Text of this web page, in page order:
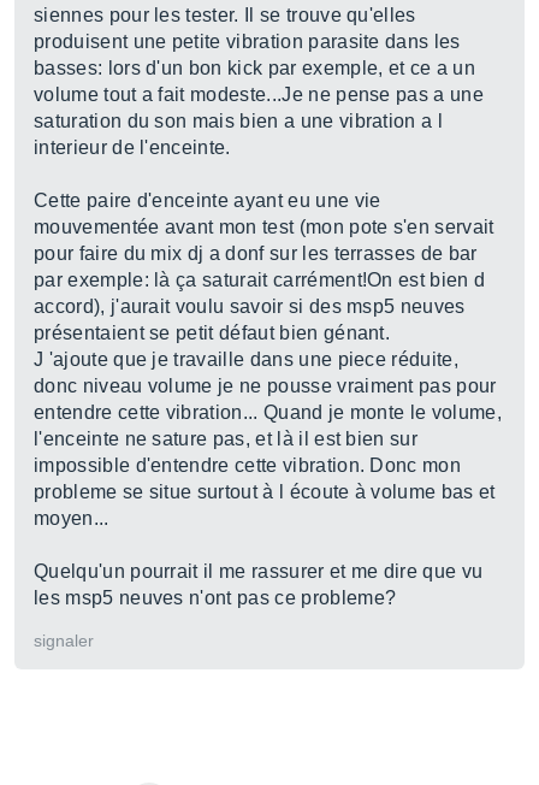
siennes pour les tester. Il se trouve qu'elles
produisent une petite vibration parasite dans les
basses: lors d'un bon kick par exemple, et ce a un
volume tout a fait modeste...Je ne pense pas a une
saturation du son mais bien a une vibration a l
interieur de l'enceinte.
Cette paire d'enceinte ayant eu une vie
mouvementée avant mon test (mon pote s'en servait
pour faire du mix dj a donf sur les terrasses de bar
par exemple: là ça saturait carrément!On est bien d
accord), j'aurait voulu savoir si des msp5 neuves
présentaient se petit défaut bien génant.
J 'ajoute que je travaille dans une piece réduite,
donc niveau volume je ne pousse vraiment pas pour
entendre cette vibration... Quand je monte le volume,
l'enceinte ne sature pas, et là il est bien sur
impossible d'entendre cette vibration. Donc mon
probleme se situe surtout à l écoute à volume bas et
moyen...
Quelqu'un pourrait il me rassurer et me dire que vu
les msp5 neuves n'ont pas ce probleme?
signaler